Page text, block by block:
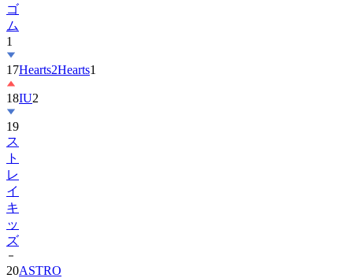
ゴ
ム
1
17Hearts2Hearts1
18IU2
19
ス
ト
レ
イ
キ
ッ
ズ
20ASTRO